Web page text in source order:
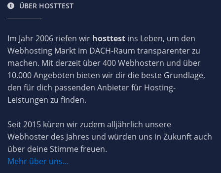
ÜBER HOSTTEST
Im Jahr 2006 riefen wir hosttest ins Leben, um den
Webhosting Markt im DACH-Raum transparenter zu
machen. Mit derzeit über 400 Webhostern und über
10.000 Angeboten bieten wir dir die beste Grundlage,
den für dich passenden Anbieter für Hosting-
Leistungen zu finden.
Seit 2015 küren wir zudem alljährlich unsere
Webhoster des Jahres und würden uns in Zukunft auch
über deine Stimme freuen.
Mehr über uns...